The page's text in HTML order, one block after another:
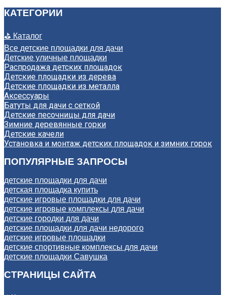
КАТЕГОРИИ
⛳ Каталог
Все детские площадки для дачи
Детские уличные площадки
Распродажа детских площадок
Детские площадки из дерева
Детские площадки из металла
Аксессуары
Батуты для дачи с сеткой
Детские песочницы для дачи
Зимние деревянные горки
Детские качели
Установка и монтаж детских площадок и зимних горок
ПОПУЛЯРНЫЕ ЗАПРОСЫ
детские площадки для дачи
детская площадка купить
детские игровые площадки для дачи
детские игровые комплексы для дачи
детские городки для дачи
детские площадки для дачи недорого
детские игровые площадки
детские спортивные комплексы для дачи
детские площадки Савушка
СТРАНИЦЫ САЙТА